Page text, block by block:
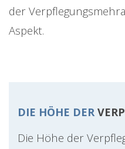
der
Aspekt.
DIE HÖHE DER
Die Höhe der